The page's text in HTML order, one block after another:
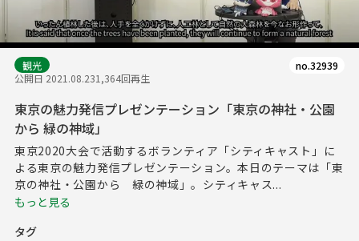
観光
公開日 2021.08.231,364回再生
no.32939
東京の魅力発信プレゼンテーション「東京の神社・公園
から 緑の神域」
東京2020大会で活動するボランティア「シティキャスト」に
よる東京の魅力発信プレゼンテーション。本日のテーマは「東
京の神社・公園から 緑の神域」。シティキャス...
もっと見る
タグ